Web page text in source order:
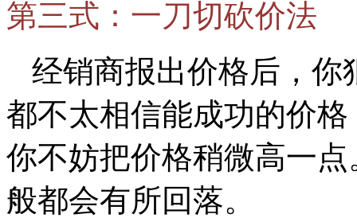
第三式：一刀切砍价法
经销商报出价格后，你
都不太相信能成功的价
你不妨把价格稍微高一
般都会有所回落。